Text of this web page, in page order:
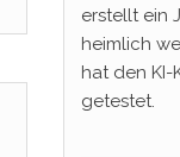
erstellt ein
heimlich
hat den
getestet.